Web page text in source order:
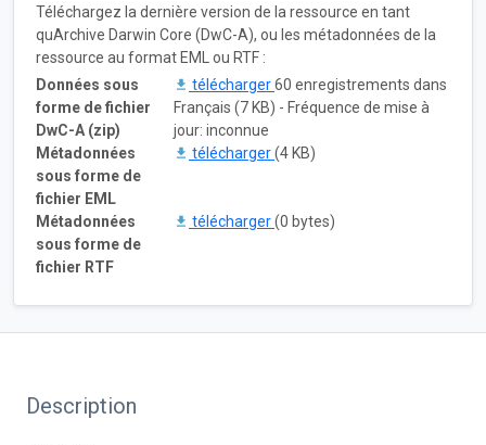
Téléchargez la dernière version de la ressource en tant
quArchive Darwin Core (DwC-A), ou les métadonnées de la
ressource au format EML ou RTF :
Données sous
forme de fichier
DwC-A (zip)
télécharger60 enregistrements dans
Français (7 KB) - Fréquence de mise à
jour: inconnue
Métadonnées
sous forme de
fichier EML
télécharger(4 KB)
Métadonnées
sous forme de
fichier RTF
télécharger(0 bytes)
Description